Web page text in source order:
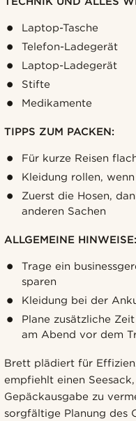
Laptop-Tasche
Telefon-Ladegerät
Laptop-Ladegerät
Stifte
Medikamente
TIPPS ZUM PACKEN:
Für kurze Reisen
Kleidung rollen,
Zuerst die Hosen,
anderen Sachen
ALLGEMEINE HINWEISE:
Trage ein
sparen
Kleidung bei der
Plane zusätzliche
am Abend vor dem
Brett plädiert für
empfiehlt einen
Gepäckausgabe zu
sorgfältige Planung des